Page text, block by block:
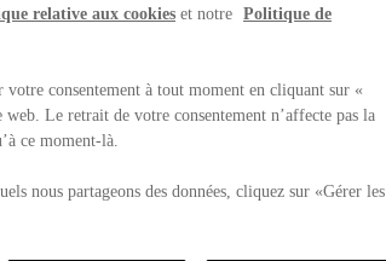
relative aux cookies et notre Politique de
consentement à tout moment en cliquant sur «
Le retrait de votre consentement n’affecte pas la
ce moment-là.
nous partageons des données, cliquez sur «Gérer les